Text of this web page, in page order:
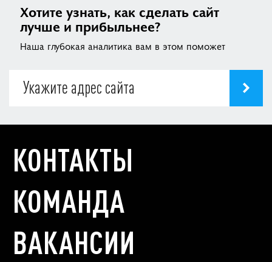
Хотите узнать, как сделать сайт
лучше и прибыльнее?
Наша глубокая аналитика вам в этом поможет
КОНТАКТЫ
КОМАНДА
ВАКАНСИИ